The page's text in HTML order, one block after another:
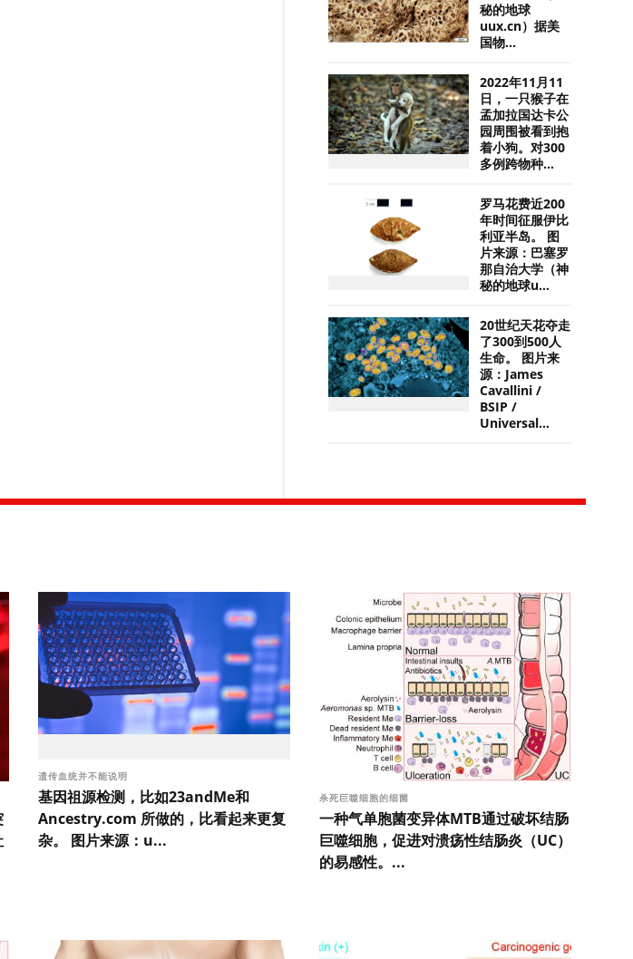
秘的地球
uux.cn）据美
国物...
2022年11月11
日，一只猴子在
孟加拉国达卡公
园周围被看到抱
着小狗。对300
多例跨物种...
罗马花费近200
年时间征服伊比
利亚半岛。 图
片来源：巴塞罗
那自治大学（神
秘的地球u...
20世纪天花夺走
了300到500人
生命。 图片来
源：James
Cavallini /
BSIP /
Universal...
遗传血统并不能说明
基因祖源检测，比如23andMe和
Ancestry.com 所做的，比看起来更复
杂。 图片来源：u...
杀死巨噬细胞的细菌
一种气单胞菌变异体MTB通过破坏结肠
巨噬细胞，促进对溃疡性结肠炎（UC）
的易感性。...